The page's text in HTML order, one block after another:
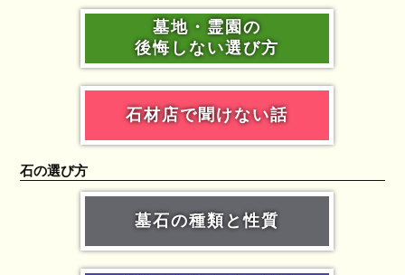
墓地・霊園の
後悔しない選び方
石材店で聞けない話
石の選び方
墓石の種類と性質